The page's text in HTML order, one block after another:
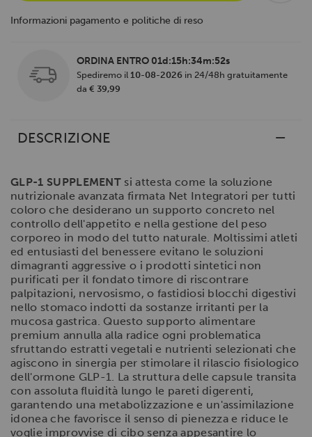
Informazioni pagamento e politiche di reso
ORDINA ENTRO 01d:15h:34m:51s
Spediremo il 10-08-2026 in 24/48h gratuitamente
da € 39,99
DESCRIZIONE
GLP-1 SUPPLEMENT si attesta come la soluzione
nutrizionale avanzata firmata Net Integratori per tutti
coloro che desiderano un supporto concreto nel
controllo dell'appetito e nella gestione del peso
corporeo in modo del tutto naturale. Moltissimi atleti
ed entusiasti del benessere evitano le soluzioni
dimagranti aggressive o i prodotti sintetici non
purificati per il fondato timore di riscontrare
palpitazioni, nervosismo, o fastidiosi blocchi digestivi
nello stomaco indotti da sostanze irritanti per la
mucosa gastrica. Questo supporto alimentare
premium annulla alla radice ogni problematica
sfruttando estratti vegetali e nutrienti selezionati che
agiscono in sinergia per stimolare il rilascio fisiologico
dell'ormone GLP-1. La struttura delle capsule transita
con assoluta fluidità lungo le pareti digerenti,
garantendo una metabolizzazione e un'assimilazione
idonea che favorisce il senso di pienezza e riduce le
voglie improvvise di cibo senza appesantire lo